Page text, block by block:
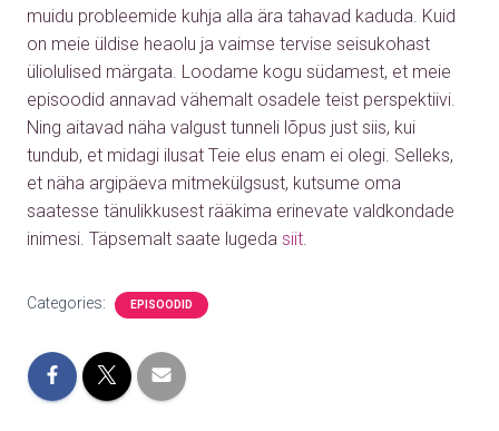
muidu probleemide kuhja alla ära tahavad kaduda. Kuid
on meie üldise heaolu ja vaimse tervise seisukohast
üliolulised märgata. Loodame kogu südamest, et meie
episoodid annavad vähemalt osadele teist perspektiivi.
Ning aitavad näha valgust tunneli lõpus just siis, kui
tundub, et midagi ilusat Teie elus enam ei olegi. Selleks,
et näha argipäeva mitmekülgsust, kutsume oma
saatesse tänulikkusest rääkima erinevate valdkondade
inimesi. Täpsemalt saate lugeda siit.
Categories: EPISOODID